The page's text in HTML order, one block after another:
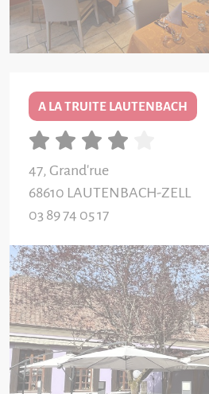
A LA TRUITE LAUTENBACH
47, Grand'rue
68610 LAUTENBACH-ZELL
03 89 74 05 17